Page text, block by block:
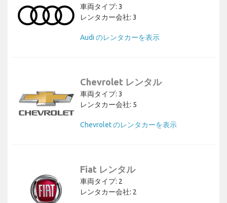
車両タイプ: 3
レンタカー会社: 3
Audi のレンタカーを表示
Chevrolet レンタル
車両タイプ: 3
レンタカー会社: 5
Chevrolet のレンタカーを表示
Fiat レンタル
車両タイプ: 2
レンタカー会社: 2